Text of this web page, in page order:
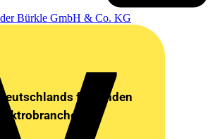
Bürkle GmbH & Co. KG
führenden